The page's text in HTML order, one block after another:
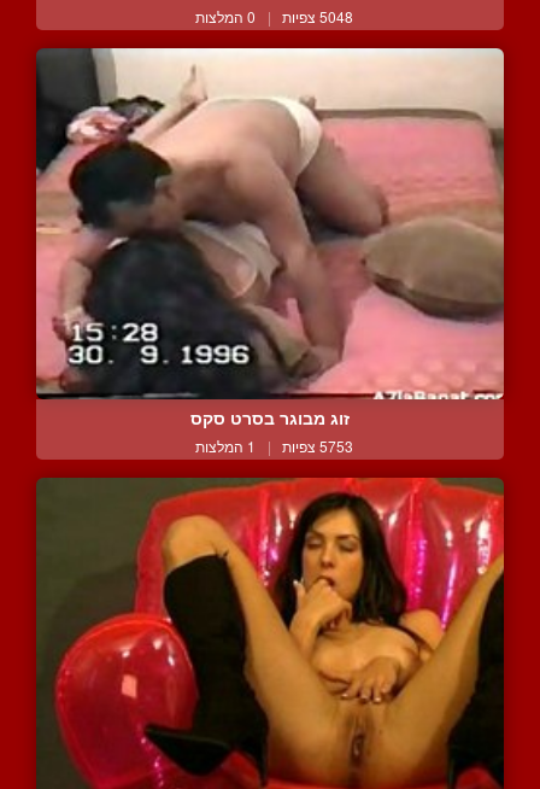
5048 צפיות | 0 המלצות
זוג מבוגר בסרט סקס
5753 צפיות | 1 המלצות